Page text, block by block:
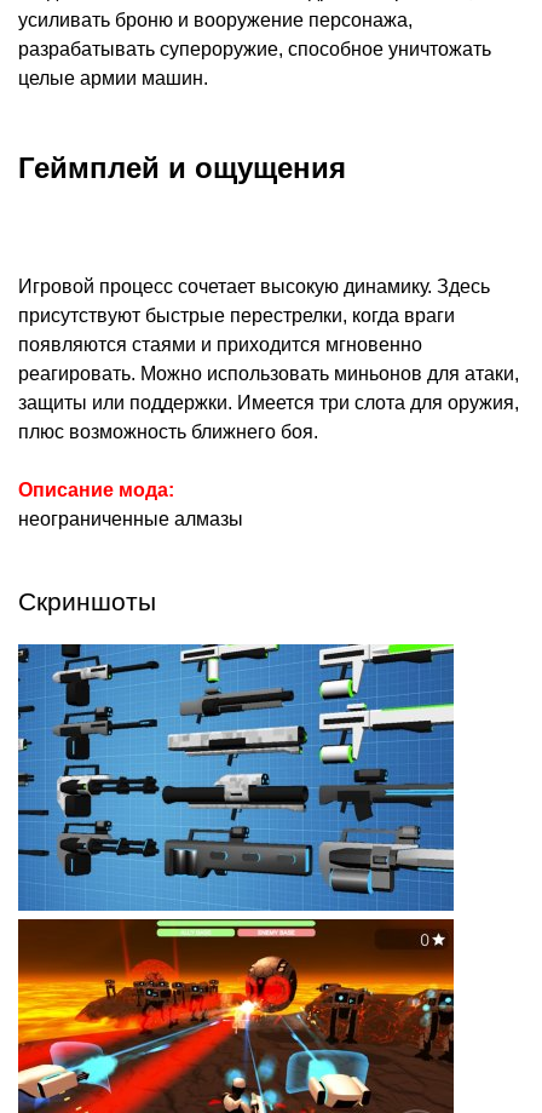
усиливать броню и вооружение персонажа,
разрабатывать супероружие, способное уничтожать
целые армии машин.
Геймплей и ощущения
Игровой процесс сочетает высокую динамику. Здесь
присутствуют быстрые перестрелки, когда враги
появляются стаями и приходится мгновенно
реагировать. Можно использовать миньонов для атаки,
защиты или поддержки. Имеется три слота для оружия,
плюс возможность ближнего боя.
Описание мода:
неограниченные алмазы
Скриншоты